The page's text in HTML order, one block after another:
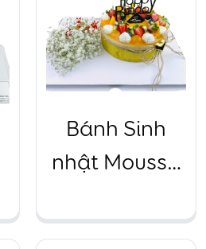
Bánh Sinh
nhật Mousse
tròn kèm Hoa